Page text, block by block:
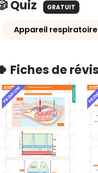
Quiz GRATUIT
Appareil respiratoire
Fiches de
PREMIUM